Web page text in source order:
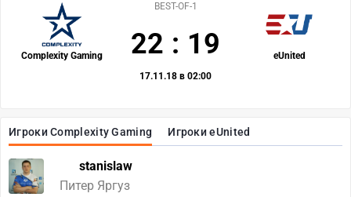
Игроки Complexity Gaming Игроки eUnited
stanislaw
Питер Яргуз
Complexity Gaming eUnited
BEST-OF-1
22 : 19
17.11.18 в 02:00